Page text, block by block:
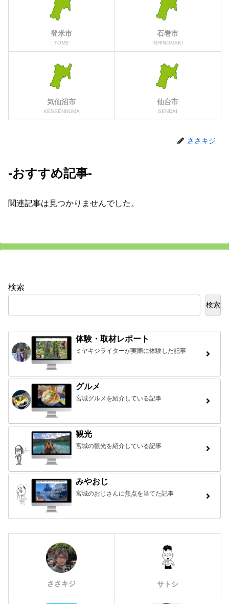
登米市
TOME
石巻市
ISHINOMAKI
気仙沼市
KESSENNUMA
仙台市
SENDAI
ささキジ
-おすすめ記事-
関連記事は見つかりませんでした。
検索
検索
体験・取材レポート
ミヤキジライターが実際に体験した記事
グルメ
宮城グルメを紹介している記事
観光
宮城の観光を紹介している記事
みやおじ
宮城のおじさんに焦点を当てた記事
ささキジ サトシ